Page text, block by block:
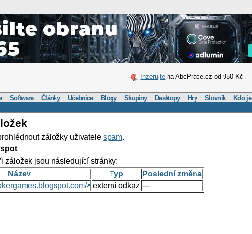
Inzerujte na AbcPráce.cz od 950 Kč
Software Články Učebnice Blogy Skupiny Desktopy Hry Slovník Kdo je
záložky uživatelespam.
záložek jsou následující stránky:
Název
Typ
Poslední změna
externí odkaz ---